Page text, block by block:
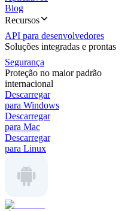
Blog
Recursos
API para desenvolvedores
Soluções integradas e prontas
Segurança
Proteção no maior padrão
internacional
Descarregar
para Windows
Descarregar
para Mac
Descarregar
para Linux